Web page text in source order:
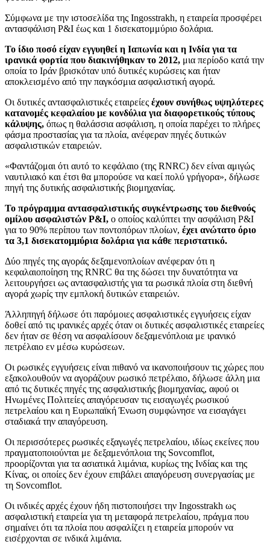
Σύμφωνα με την ιστοσελίδα της Ingosstrakh, η εταιρεία προσφέρει
αντασφάλιση P&I έως και 1 δισεκατομμύριο δολάρια.
Το ίδιο ποσό είχαν εγγυηθεί η Ιαπωνία και η Ινδία για τα
ιρανικά φορτία που διακινήθηκαν το 2012, μια περίοδο κατά την
οποία το Ιράν βρισκόταν υπό δυτικές κυρώσεις και ήταν
αποκλεισμένο από την παγκόσμια ασφαλιστική αγορά.
Οι δυτικές αντασφαλιστικές εταιρείες έχουν συνήθως υψηλότερες
κατανομές κεφαλαίου με κονδύλια για διαφορετικούς τύπους
κάλυψης, όπως η θαλάσσια ασφάλιση, η οποία παρέχει το πλήρες
φάσμα προστασίας για τα πλοία, ανέφεραν πηγές δυτικών
ασφαλιστικών εταιρειών.
«Φαντάζομαι ότι αυτό το κεφάλαιο (της RNRC) δεν είναι αμιγώς
ναυτιλιακό και έτσι θα μπορούσε να καεί πολύ γρήγορα», δήλωσε
πηγή της δυτικής ασφαλιστικής βιομηχανίας.
Το πρόγραμμα αντασφαλιστικής συγκέντρωσης του διεθνούς
ομίλου ασφαλιστών P&I, ο οποίος καλύπτει την ασφάλιση P&I
για το 90% περίπου των ποντοπόρων πλοίων, έχει ανώτατο όριο
τα 3,1 δισεκατομμύρια δολάρια για κάθε περιστατικό.
Δύο πηγές της αγοράς δεξαμενοπλοίων ανέφεραν ότι η
κεφαλαιοποίηση της RNRC θα της δώσει την δυνατότητα να
λειτουργήσει ως αντασφαλιστής για τα ρωσικά πλοία στη διεθνή
αγορά χωρίς την εμπλοκή δυτικών εταιρειών.
Άλληπηγή δήλωσε ότι παρόμοιες ασφαλιστικές εγγυήσεις είχαν
δοθεί από τις ιρανικές αρχές όταν οι δυτικές ασφαλιστικές εταιρείες
δεν ήταν σε θέση να ασφαλίσουν δεξαμενόπλοια με ιρανικό
πετρέλαιο εν μέσω κυρώσεων.
Οι ρωσικές εγγυήσεις είναι πιθανό να ικανοποιήσουν τις χώρες που
εξακολουθούν να αγοράζουν ρωσικό πετρέλαιο, δήλωσε άλλη μια
από τις δυτικές πηγές της ασφαλιστικής βιομηχανίας, αφού οι
Ηνωμένες Πολιτείες απαγόρευσαν τις εισαγωγές ρωσικού
πετρελαίου και η Ευρωπαϊκή Ένωση συμφώνησε να εισαγάγει
σταδιακά την απαγόρευση.
Οι περισσότερες ρωσικές εξαγωγές πετρελαίου, ιδίως εκείνες που
πραγματοποιούνται με δεξαμενόπλοια της Sovcomflot,
προορίζονται για τα ασιατικά λιμάνια, κυρίως της Ινδίας και της
Κίνας, οι οποίες δεν έχουν επιβάλει απαγόρευση συνεργασίας με
τη Sovcomflot.
Οι ινδικές αρχές έχουν ήδη πιστοποιήσει την Ingosstrakh ως
ασφαλιστική εταιρεία για τη μεταφορά πετρελαίου, πράγμα που
σημαίνει ότι τα πλοία που ασφαλίζει η εταιρεία μπορούν να
εισέρχονται σε ινδικά λιμάνια.